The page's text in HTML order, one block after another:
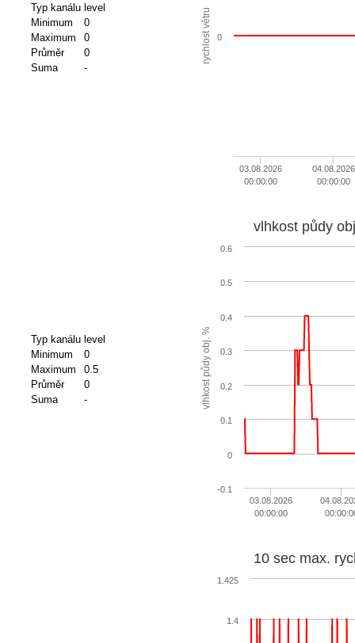
Typ kanálu level
Minimum
0
Maximum
0
Průměr
0
Suma
-
rychlost větru
03.08.2026
00:00:00
04.08.2026
00:00:00
0
Typ kanálu level
Minimum
0
Maximum
0.5
Průměr
0
Suma
- vlhkost půdy obj. %
vlhkost půdy
03.08.2026
00:00:00
-0.1
0
0.1
0.2
0.3
0.4
0.5
0.6
10 sec max.
1.4
1.425